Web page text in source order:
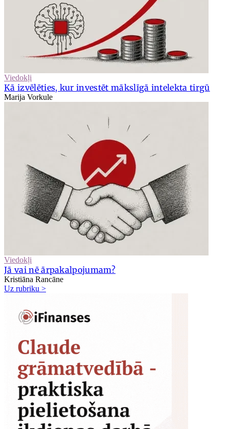
Viedokļi
Kā izvēlēties, kur investēt mākslīgā intelekta tirgū
Marija Vorkule
Viedokļi
Jā vai nē ārpakalpojumam?
Kristiāna Rancāne
Uz rubriku >